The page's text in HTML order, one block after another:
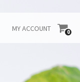
MY ACCOUNT 0